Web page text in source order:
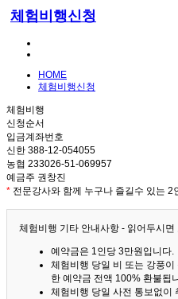
체험비행신청
HOME
체험비행신청
체험비행
신청순서
입금계좌번호
신한 388-12-054055
농협 233026-51-069957
예금주 권창진
* 전문강사와 함께 누구나 즐길수 있는 2
체험비행 기타 안내사항 - 읽어두시
예약금은 1인당 3만원입니다.
체험비행 당일 비 또는 강풍
한 예약금 전액 100% 환불됩
체험비행 당일 사전 통보없이